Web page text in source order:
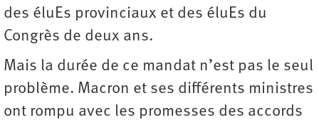
des éluEs provinciaux et des éluEs du
Congrès de deux ans.
Mais la durée de ce mandat n’est pas le seul
problème. Macron et ses différents ministres
ont rompu avec les promesses des accords